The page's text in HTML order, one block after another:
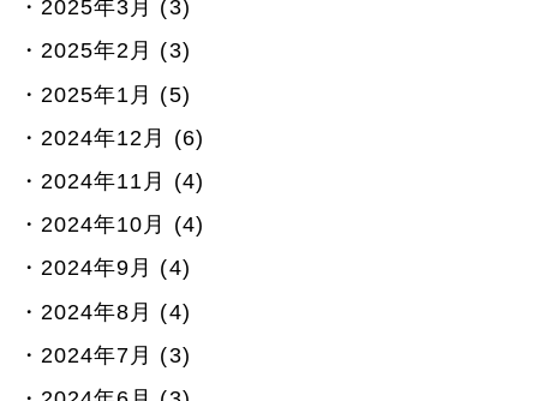
2025年3月 (3)
2025年2月 (3)
2025年1月 (5)
2024年12月 (6)
2024年11月 (4)
2024年10月 (4)
2024年9月 (4)
2024年8月 (4)
2024年7月 (3)